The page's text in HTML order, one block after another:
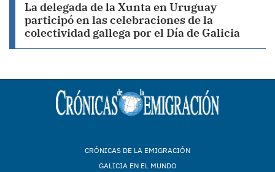
La delegada de la Xunta en Uruguay
participó en las celebraciones de la
colectividad gallega por el Día de Galicia
CRÓNICAS DE LA EMIGRACIÓN
GALICIA EN EL MUNDO